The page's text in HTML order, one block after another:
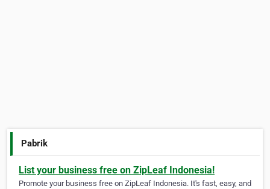
Pabrik
List your business free on ZipLeaf Indonesia!
Promote your business free on ZipLeaf Indonesia. It's fast, easy, and